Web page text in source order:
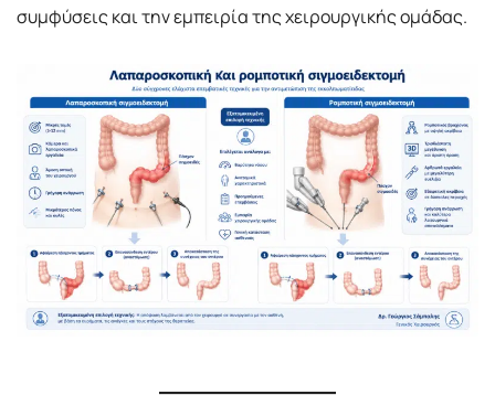
συμφύσεις και την εμπειρία της χειρουργικής ομάδας.